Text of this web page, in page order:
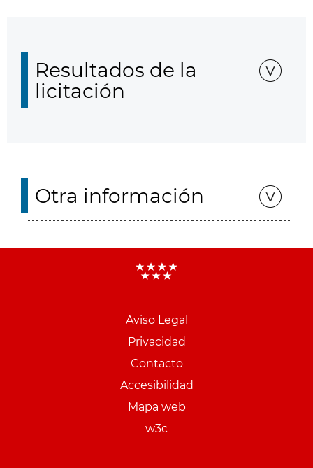
Resultados de la
licitación
Otra información
Aviso Legal
Privacidad
Contacto
Accesibilidad
Mapa web
w3c